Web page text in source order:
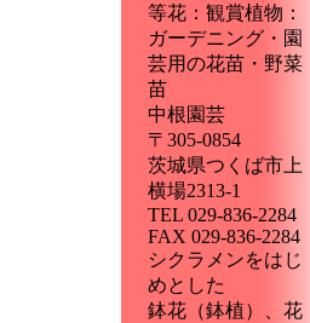
等花：観賞植物：
ガーデニング・園
芸用の花苗・野菜
苗
中根園芸
〒305-0854
茨城県つくば市上
横場2313-1
TEL 029-836-2284
FAX 029-836-2284
シクラメンをはじ
めとした
鉢花（鉢植）、花